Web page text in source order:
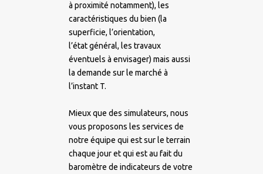
à proximité notamment), les
caractéristiques du bien (la
superficie, l’orientation,
l’état général, les travaux
éventuels à envisager) mais aussi
la demande sur le marché à
l’instant T.
Mieux que des simulateurs, nous
vous proposons les services de
notre équipe qui est sur le terrain
chaque jour et qui est au fait du
baromètre de indicateurs de votre